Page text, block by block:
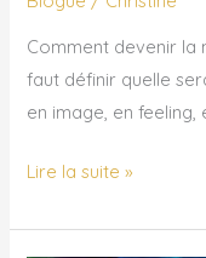
Comment devenir la
faut définir quelle
en image, en feeling,
Lire la suite »